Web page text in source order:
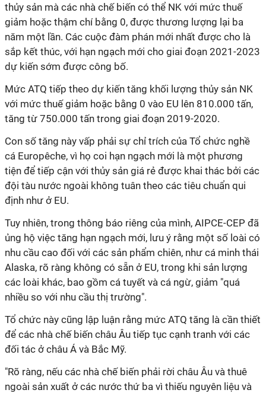
thủy sản mà các nhà chế biến có thể NK với mức thuế
giảm hoặc thậm chí bằng 0, được thương lượng lại ba
năm một lần. Các cuộc đàm phán mới nhất được cho là
sắp kết thúc, với hạn ngạch mới cho giai đoạn 2021-2023
dự kiến sớm được công bố.
Mức ATQ tiếp theo dự kiến tăng khối lượng thủy sản NK
với mức thuế giảm hoặc bằng 0 vào EU lên 810.000 tấn,
tăng từ 750.000 tấn trong giai đoạn 2019-2020.
Con số tăng này vấp phải sự chỉ trích của Tổ chức nghề
cá Europêche, vì họ coi hạn ngạch mới là một phương
tiện để tiếp cận với thủy sản giá rẻ được khai thác bởi các
đội tàu nước ngoài không tuân theo các tiêu chuẩn qui
định như ở EU.
Tuy nhiên, trong thông báo riêng của mình, AIPCE-CEP đã
ủng hộ việc tăng hạn ngạch mới, lưu ý rằng một số loài có
nhu cầu cao đối với các sản phẩm chiên, như cá minh thái
Alaska, rõ ràng không có sẵn ở EU, trong khi sản lượng
các loài khác, bao gồm cá tuyết và cá ngừ, giảm "quá
nhiều so với nhu cầu thị trường".
Tổ chức này cũng lập luận rằng mức ATQ tăng là cần thiết
để các nhà chế biến châu Âu tiếp tục cạnh tranh với các
đối tác ở châu Á và Bắc Mỹ.
"Rõ ràng, nếu các nhà chế biến phải rời châu Âu và thuê
ngoài sản xuất ở các nước thứ ba vì thiếu nguyên liệu và